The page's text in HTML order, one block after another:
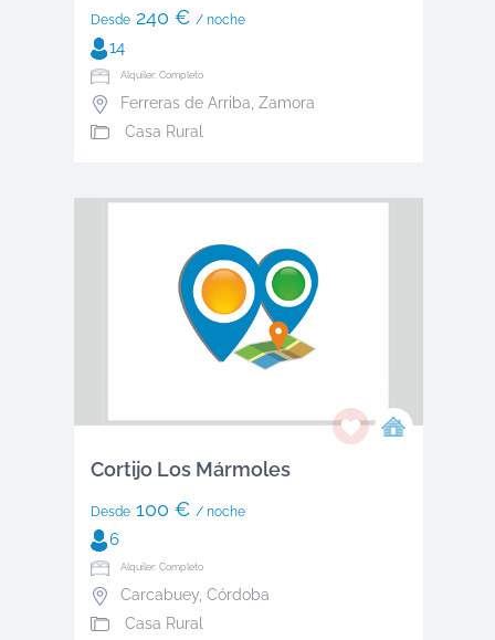
Desde240 € / noche
14
Alquiler: Completo
Ferreras de Arriba, Zamora
Casa Rural
Cortijo Los Mármoles
Desde100 € / noche
6
Alquiler: Completo
Carcabuey, Córdoba
Casa Rural